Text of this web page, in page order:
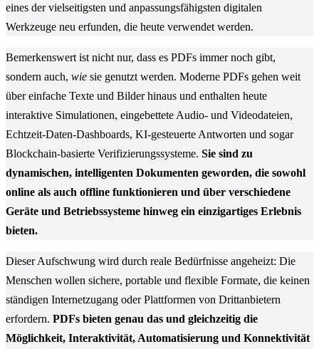
eines der vielseitigsten und anpassungsfähigsten digitalen
Werkzeuge neu erfunden, die heute verwendet werden.
Bemerkenswert ist nicht nur, dass es PDFs immer noch gibt,
sondern auch, wie sie genutzt werden. Moderne PDFs gehen weit
über einfache Texte und Bilder hinaus und enthalten heute
interaktive Simulationen, eingebettete Audio- und Videodateien,
Echtzeit-Daten-Dashboards, KI-gesteuerte Antworten und sogar
Blockchain-basierte Verifizierungssysteme. Sie sind zu
dynamischen, intelligenten Dokumenten geworden, die sowohl
online als auch offline funktionieren und über verschiedene
Geräte und Betriebssysteme hinweg ein einzigartiges Erlebnis
bieten.
Dieser Aufschwung wird durch reale Bedürfnisse angeheizt: Die
Menschen wollen sichere, portable und flexible Formate, die keinen
ständigen Internetzugang oder Plattformen von Drittanbietern
erfordern. PDFs bieten genau das und gleichzeitig die
Möglichkeit, Interaktivität, Automatisierung und Konnektivität